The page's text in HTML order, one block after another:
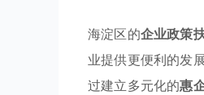
海淀区的企业政策
业提供更便利的发
过建立多元化的惠